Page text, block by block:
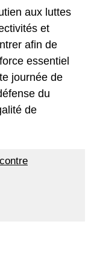
aux luttes
et
afin de
essentiel
journée de
du
de